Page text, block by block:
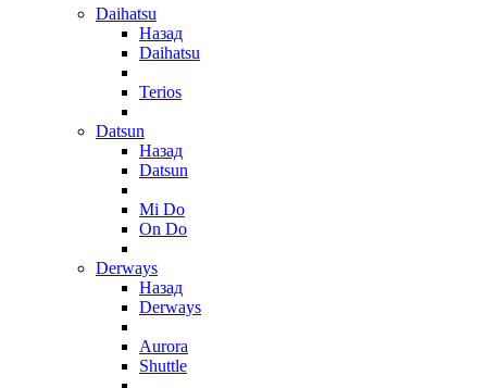
Daihatsu
Назад
Daihatsu
Terios
Datsun
Назад
Datsun
Mi Do
On Do
Derways
Назад
Derways
Aurora
Shuttle